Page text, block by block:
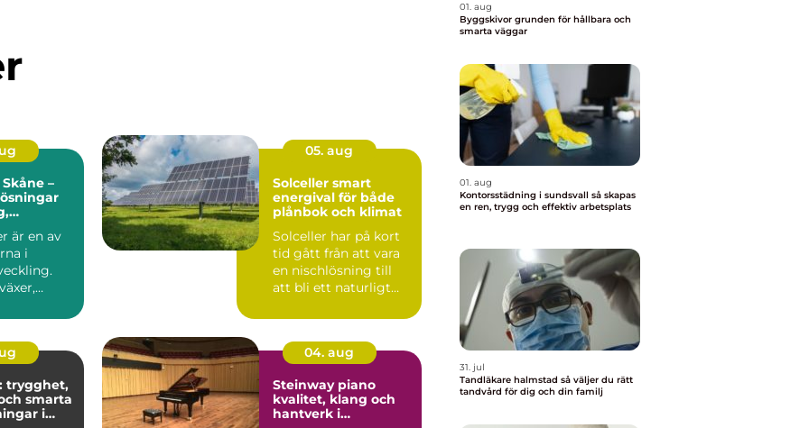
–
är en av
i
05. aug
Solceller smart
energival för både
plånbok och klimat
Solceller har på kort
tid gått från att vara
en nischlösning till
att bli ett naturligt
trygghet,
smarta
i
04. aug
Steinway piano
kvalitet, klang och
hantverk i
01. aug
Byggskivor grunden för hållbara och
smarta väggar
01. aug
Kontorsstädning i sundsvall så skapas
en ren, trygg och effektiv arbetsplats
31. jul
Tandläkare halmstad så väljer du rätt
tandvård för dig och din familj